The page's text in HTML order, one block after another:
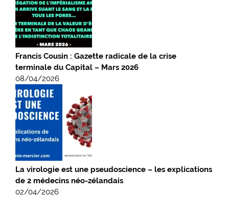
Francis Cousin : Gazette radicale de la crise
terminale du Capital – Mars 2026
08/04/2026
La virologie est une pseudoscience – les explications
de 2 médecins néo-zélandais
02/04/2026